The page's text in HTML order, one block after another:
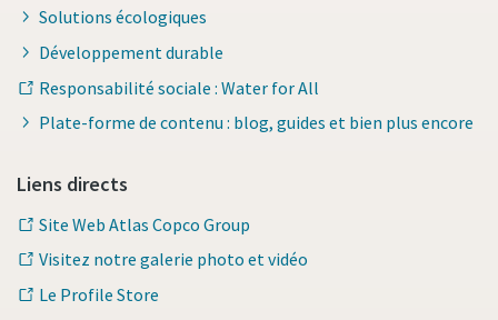
Solutions écologiques
Développement durable
Responsabilité sociale : Water for All
Plate-forme de contenu : blog, guides et bien plus encore
Liens directs
Site Web Atlas Copco Group
Visitez notre galerie photo et vidéo
Le Profile Store